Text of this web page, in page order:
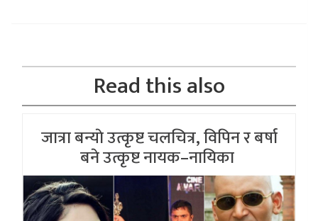
Read this also
जात्रा बन्याे उत्कृष्ट चलचित्र, विपिन र बर्षा
बने उत्कृष्ट नायक–नायिका